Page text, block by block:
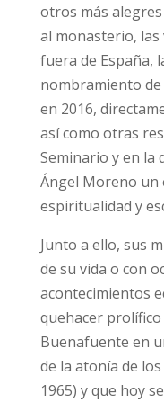
otros más
al monasterio,
fuera de España,
nombramiento
en 2016,
así como otras
Seminario y en la
Ángel Moreno un
espiritualidad y
Junto a ello, sus
de su vida o con
acontecimientos
quehacer
Buenafuente en
de la atonía de
1965) y que hoy